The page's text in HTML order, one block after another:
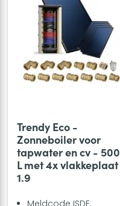
Trendy Eco -
Zonneboiler voor
tapwater en cv - 500
L met 4x vlakkeplaat
1.9
Meldcode ISDE: